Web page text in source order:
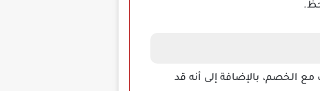
الخصم، بالإضافة إلى أنه قد